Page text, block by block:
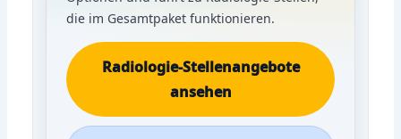
die im Gesamtpaket funktionieren.
Radiologie-Stellenangebote
ansehen